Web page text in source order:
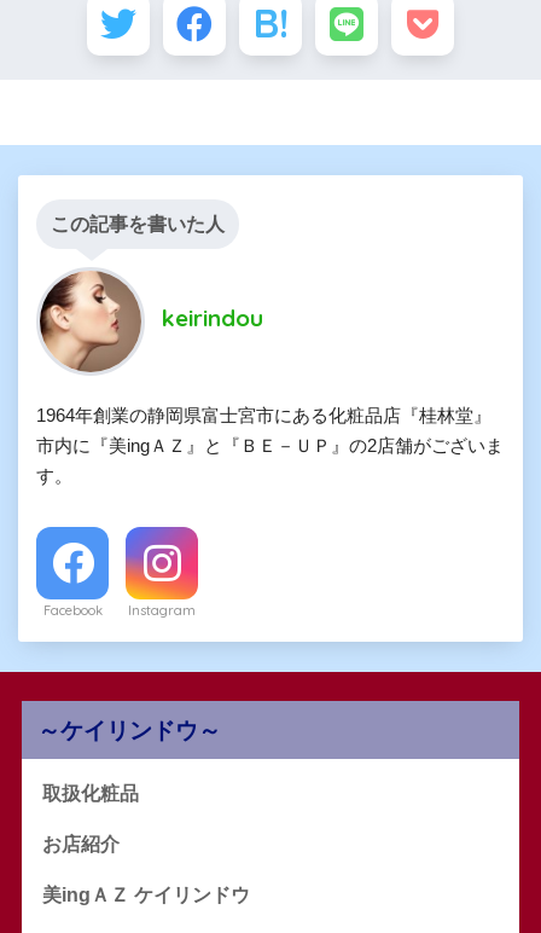
この記事を書いた人
keirindou
1964年創業の静岡県富士宮市にある化粧品店『桂林堂』
市内に『美ingＡＺ』と『ＢＥ－ＵＰ』の2店舗がございま
す。
Facebook Instagram
～ケイリンドウ～
取扱化粧品
お店紹介
美ingＡＺ ケイリンドウ